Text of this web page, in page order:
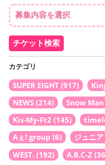
カテゴリ
SUPER EIGHT (917)
NEWS (214) Snow Man
Kis-My-Ft2 (145)
Aぇ! group (6) ジュニア
WEST. (192) A.B.C-Z